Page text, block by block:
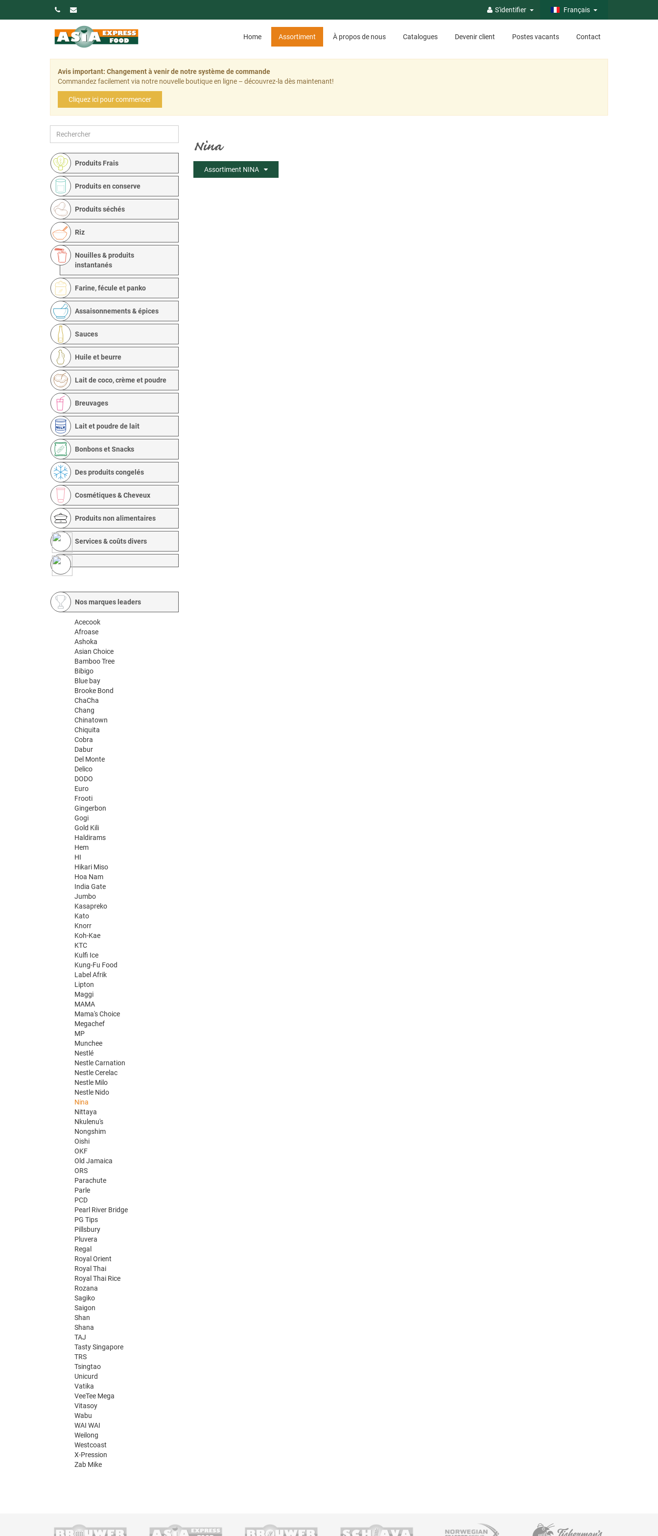
S'identifier Français
Home Assortiment À propos de nous Catalogues Devenir client Postes vacants Contact
Avis important: Changement à venir de notre système de commande
Commandez facilement via notre nouvelle boutique en ligne – découvrez-la dès maintenant!
Cliquez ici pour commencer
Produits Frais
Produits en conserve
Produits séchés
Riz
Nouilles & produits
instantanés
Farine, fécule et panko
Assaisonnements & épices
Sauces
Huile et beurre
Lait de coco, crème et poudre
Breuvages
Lait et poudre de lait
Bonbons et Snacks
Des produits congelés
Cosmétiques & Cheveux
Produits non alimentaires
Services & coûts divers
Nos marques leaders
Acecook
Afroase
Ashoka
Asian Choice
Bamboo Tree
Bibigo
Blue bay
Brooke Bond
ChaCha
Chang
Chinatown
Chiquita
Cobra
Dabur
Del Monte
Delico
DODO
Euro
Frooti
Gingerbon
Gogi
Gold Kili
Haldirams
Hem
HI
Hikari Miso
Hoa Nam
India Gate
Jumbo
Kasapreko
Kato
Knorr
Koh-Kae
KTC
Kulfi Ice
Kung-Fu Food
Label Afrik
Lipton
Maggi
MAMA
Mama's Choice
Megachef
MP
Munchee
Nestlé
Nestle Carnation
Nestle Cerelac
Nestle Milo
Nestle Nido
Nina
Nittaya
Nkulenu's
Nongshim
Oishi
OKF
Old Jamaica
ORS
Parachute
Parle
PCD
Pearl River Bridge
PG Tips
Pillsbury
Pluvera
Regal
Royal Orient
Royal Thai
Royal Thai Rice
Rozana
Sagiko
Saigon
Shan
Shana
TAJ
Tasty Singapore
TRS
Tsingtao
Unicurd
Vatika
VeeTee Mega
Vitasoy
Wabu
WAI WAI
Weilong
Westcoast
X-Pression
Zab Mike
Nina
Assortiment NINA